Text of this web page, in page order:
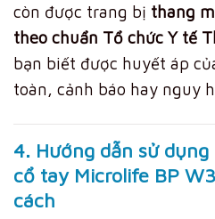
còn được trang bị thang
theo chuẩn Tổ chức Y tế
bạn biết được huyết áp
toàn, cảnh báo hay nguy
4. Hướng dẫn sử
cổ tay Microlife BP
cách